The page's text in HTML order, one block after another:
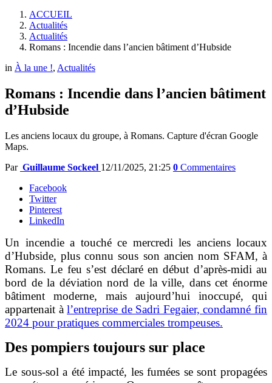
ACCUEIL
Actualités
Actualités
Romans : Incendie dans l’ancien bâtiment d’Hubside
in À la une !, Actualités
Romans : Incendie dans l’ancien bâtiment
d’Hubside
Les anciens locaux du groupe, à Romans. Capture d'écran Google
Maps.
Par Guillaume Sockeel 12/11/2025, 21:25 0 Commentaires
Facebook
Twitter
Pinterest
LinkedIn
Un incendie a touché ce mercredi les anciens locaux
d’Hubside, plus connu sous son ancien nom SFAM, à
Romans. Le feu s’est déclaré en début d’après-midi au
bord de la déviation nord de la ville, dans cet énorme
bâtiment moderne, mais aujourd’hui inoccupé, qui
appartenait àl’entreprise de Sadri Fegaier, condamné fin
2024 pour pratiques commerciales trompeuses.
Des pompiers toujours sur place
Le sous-sol a été impacté, les fumées se sont propagées